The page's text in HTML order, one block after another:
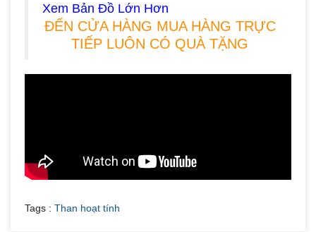
Xem Bản Đồ Lớn Hơn
ĐẾN CỬA HÀNG MUA HÀNG TRỰC
TIẾP LUÔN CÓ QUÀ TẶNG
Tags : Than hoạt tính